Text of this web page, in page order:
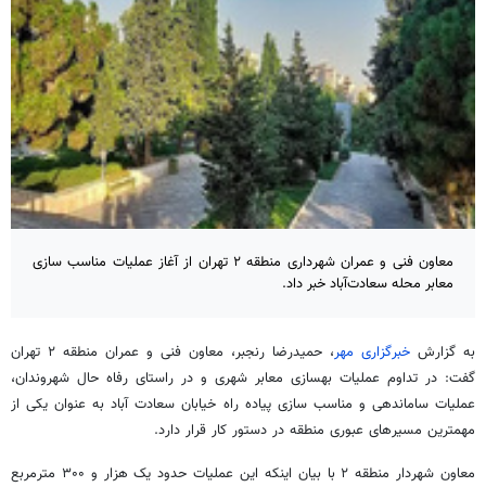
معاون فنی و عمران شهرداری منطقه ۲ تهران از آغاز عملیات مناسب سازی
معابر محله سعادت‌آباد خبر داد.
به گزارش خبرگزاری مهر
، حمیدرضا رنجبر، معاون فنی و عمران منطقه ۲ تهران
گفت: در تداوم عملیات بهسازی معابر شهری و در راستای رفاه حال شهروندان،
عملیات ساماندهی و مناسب سازی پیاده راه خیابان سعادت آباد به عنوان یکی از
مهمترین مسیرهای عبوری منطقه در دستور کار قرار دارد.
معاون شهردار منطقه ۲ با بیان اینکه این عملیات حدود یک هزار و ۳۰۰ مترمربع